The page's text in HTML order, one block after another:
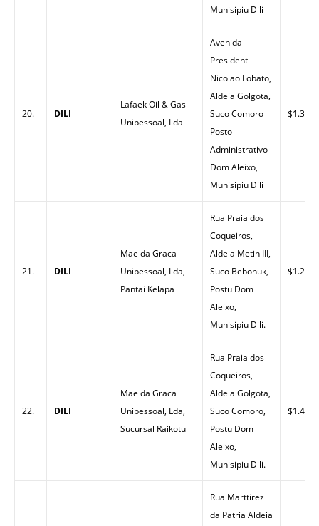
Munisipiu Dili
20. DILI
Lafaek Oil & Gas
Unipessoal, Lda
Avenida
Presidenti
Nicolao Lobato,
Aldeia Golgota,
Suco Comoro
Posto
Administrativo
Dom Aleixo,
Munisipiu Dili
$1.35
21. DILI
Mae da Graca
Unipessoal, Lda,
Pantai Kelapa
Rua Praia dos
Coqueiros,
Aldeia Metin III,
Suco Bebonuk,
Postu Dom
Aleixo,
Munisipiu Dili.
$1.29
22. DILI
Mae da Graca
Unipessoal, Lda,
Sucursal Raikotu
Rua Praia dos
Coqueiros,
Aldeia Golgota,
Suco Comoro,
Postu Dom
Aleixo,
Munisipiu Dili.
$1.40
Rua Marttirez
da Patria Aldeia